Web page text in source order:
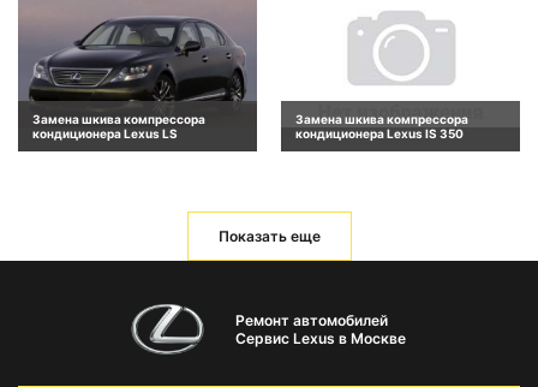
Замена шкива компрессора
кондиционера Lexus LS
Замена шкива компрессора
кондиционера Lexus IS 350
Показать еще
Ремонт автомобилей
Сервис Lexus в Москве